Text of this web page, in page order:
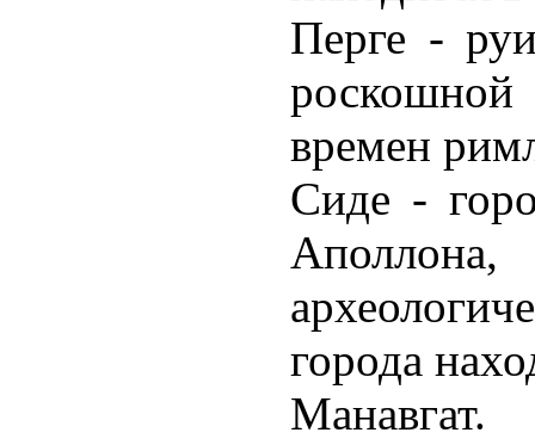
Перге -
времен
Сиде -
города
Манавгат.